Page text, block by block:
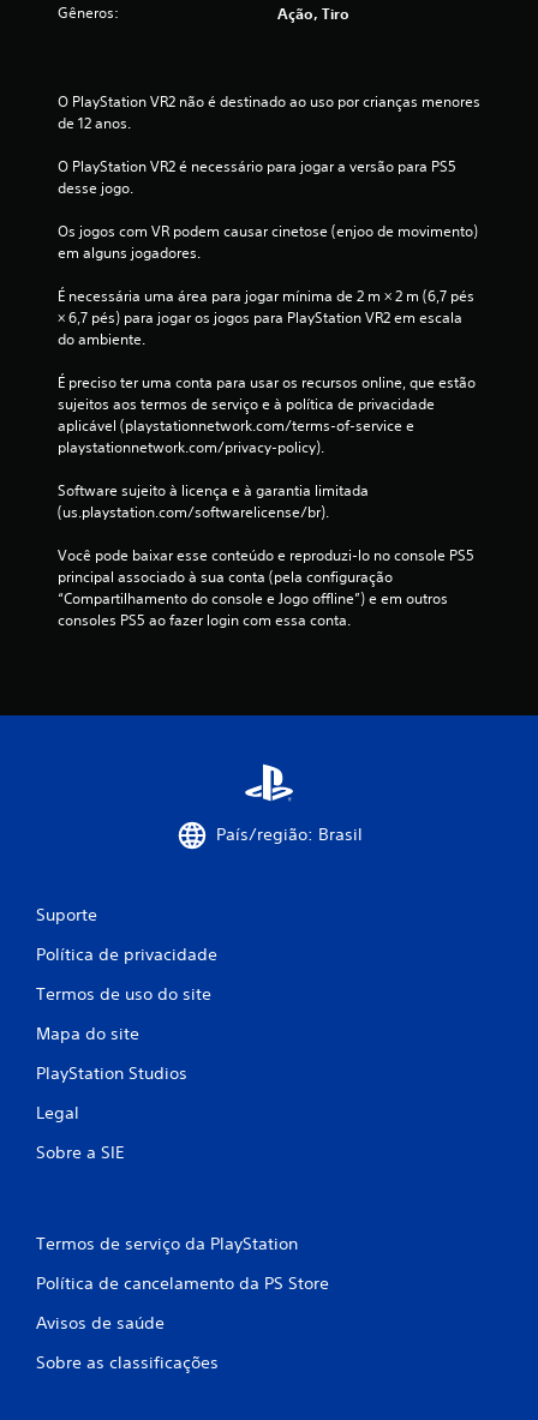
Gêneros: Ação, Tiro
O PlayStation VR2 não é destinado ao uso por crianças menores
de 12 anos.
O PlayStation VR2 é necessário para jogar a versão para PS5
desse jogo.
Os jogos com VR podem causar cinetose (enjoo de movimento)
em alguns jogadores.
É necessária uma área para jogar mínima de 2 m × 2 m (6,7 pés
× 6,7 pés) para jogar os jogos para PlayStation VR2 em escala
do ambiente.
É preciso ter uma conta para usar os recursos online, que estão
sujeitos aos termos de serviço e à política de privacidade
aplicável (playstationnetwork.com/terms-of-service e
playstationnetwork.com/privacy-policy).
Software sujeito à licença e à garantia limitada
(us.playstation.com/softwarelicense/br).
Você pode baixar esse conteúdo e reproduzi-lo no console PS5
principal associado à sua conta (pela configuração
“Compartilhamento do console e Jogo offline”) e em outros
consoles PS5 ao fazer login com essa conta.
País/região: Brasil
Suporte
Política de privacidade
Termos de uso do site
Mapa do site
PlayStation Studios
Legal
Sobre a SIE
Termos de serviço da PlayStation
Política de cancelamento da PS Store
Avisos de saúde
Sobre as classificações